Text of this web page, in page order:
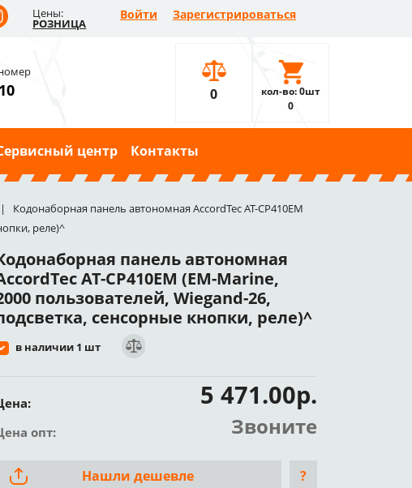
Цены:
РОЗНИЦА
Войти Зарегистрироваться
0
кол-во: 0шт
0
центр Контакты
Кодонаборная панель автономная AccordTec AT-CP410EM
реле)^
панель автономная
AT-CP410EM (EM-Marine,
пользователей, Wiegand-26,
сенсорные кнопки, реле)^
в наличии 1 шт
5 471.00р.
опт: Звоните
Нашли дешевле ?